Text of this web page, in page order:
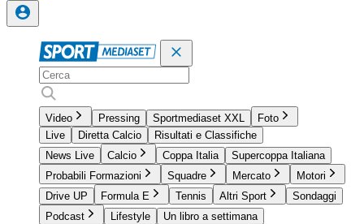
Video Pressing Sportmediaset XXL
Foto
Live
Diretta Calcio
Risultati e Classifiche
News Live
Calcio Coppa Italia
Supercoppa Italiana
Probabili Formazioni
Squadre Mercato
Motori
Drive UP
Formula E Tennis Altri Sport
Sondaggi
Podcast
Lifestyle
Un libro a settimana